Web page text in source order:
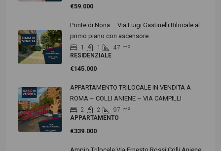
€59.000
Ponte di Nona – Via Luigi Gastinelli Bilocale al
primo piano con ascensore
1 1 47 m²
RESIDENZIALE
€145.000
APPARTAMENTO TRILOCALE IN VENDITA A
ROMA – COLLI ANIENE – VIA CAMPILLI
2 2 97 m²
APPARTAMENTO
€339.000